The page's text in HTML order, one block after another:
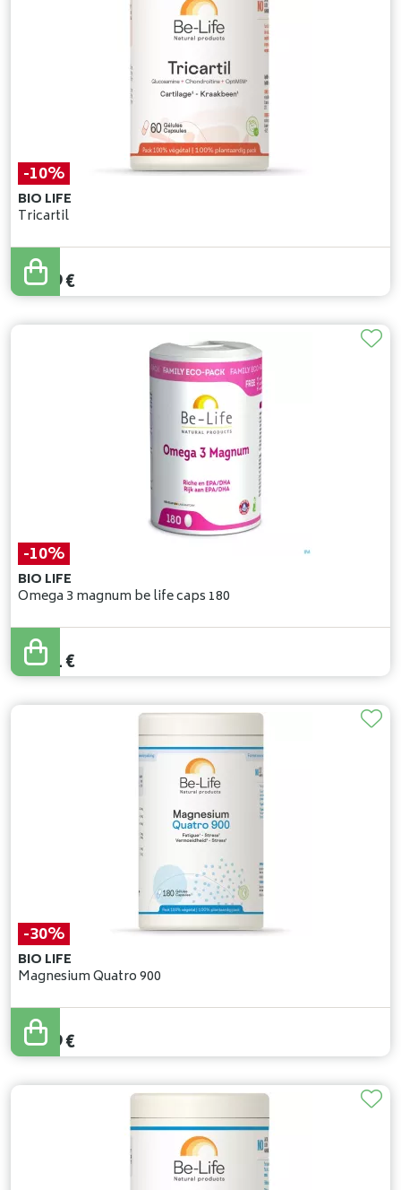
-10%
BIO LIFE
Tricartil
21,10
18,99€
-10%
BIO LIFE
Omega 3 magnum be life caps 180
39,90
35,91€
-30%
BIO LIFE
Magnesium Quatro 900
47,70
33,39€